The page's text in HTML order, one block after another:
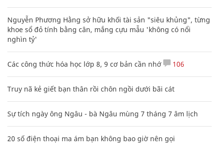
Nguyễn Phương Hằng sở hữu khối tài sản "siêu khủng", từng
khoe sổ đỏ tính bằng cân, mắng cựu mẫu 'không có nổi
nghìn tỷ'
Các công thức hóa học lớp 8, 9 cơ bản cần nhớ 106
Truy nã kẻ giết bạn thân rồi chôn ngồi dưới bãi cát
Sự tích ngày ông Ngâu - bà Ngâu mùng 7 tháng 7 âm lịch
20 số điện thoại ma ám bạn không bao giờ nên gọi